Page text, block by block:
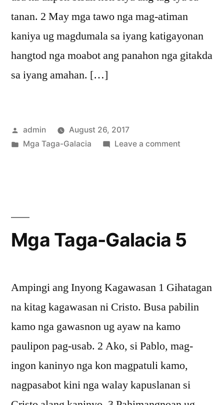
tanan. 2 May mga tawo nga mag-atiman
kaniya ug magdumala sa iyang katigayonan
hangtod nga moabot ang panahon nga gitakda
sa iyang amahan. […]
Posted
by
admin
August 26, 2017
Posted
Mga Taga-Galacia Leave a commenton
Mga Taga-Galacia 5
Ampingi ang Inyong Kagawasan 1 Gihatagan
na kitag kagawasan ni Cristo. Busa pabilin
kamo nga gawasnon ug ayaw na kamo
paulipon pag-usab. 2 Ako, si Pablo, mag-
ingon kaninyo nga kon magpatuli kamo,
nagpasabot kini nga walay kapuslanan si